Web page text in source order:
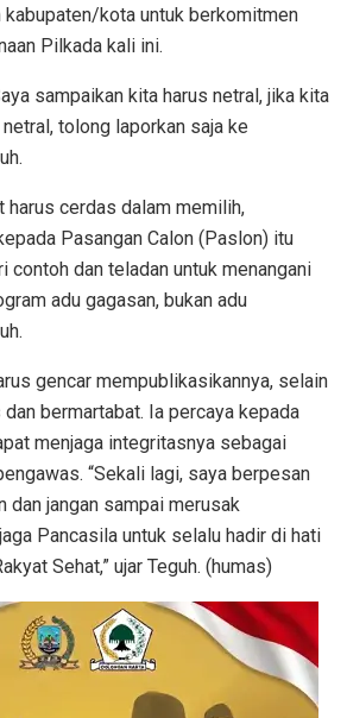
kabupaten/kota untuk berkomitmen
Pilkada kali ini.
sampaikan kita harus netral, jika kita
tolong laporkan saja ke
harus cerdas dalam memilih,
Pasangan Calon (Paslon) itu
contoh dan teladan untuk menangani
adu gagasan, bukan adu
gencar mempublikasikannya, selain
bermartabat. Ia percaya kepada
menjaga integritasnya sebagai
“Sekali lagi, saya berpesan
dan jangan sampai merusak
Pancasila untuk selalu hadir di hati
Sehat,” ujar Teguh. (humas)